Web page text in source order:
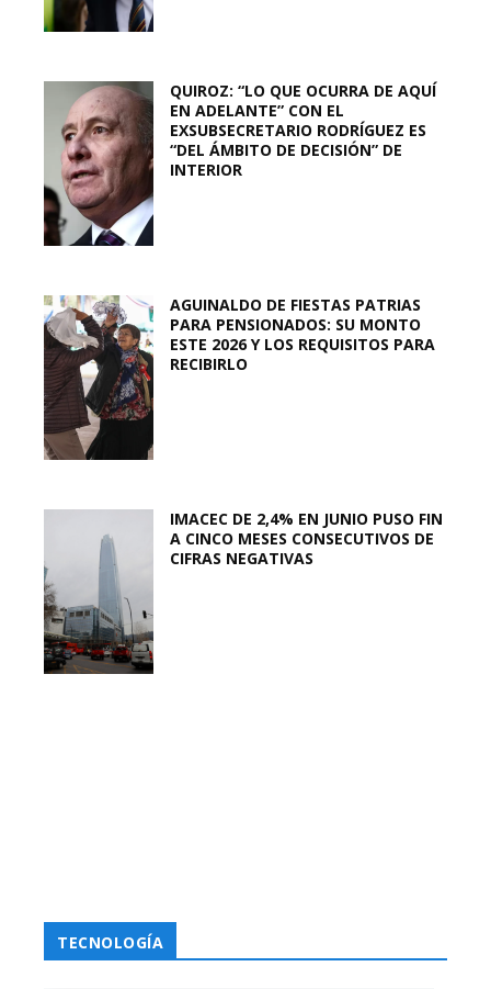
QUIROZ: “LO QUE OCURRA DE AQUÍ
EN ADELANTE” CON EL
EXSUBSECRETARIO RODRÍGUEZ ES
“DEL ÁMBITO DE DECISIÓN” DE
INTERIOR
AGUINALDO DE FIESTAS PATRIAS
PARA PENSIONADOS: SU MONTO
ESTE 2026 Y LOS REQUISITOS PARA
RECIBIRLO
IMACEC DE 2,4% EN JUNIO PUSO FIN
A CINCO MESES CONSECUTIVOS DE
CIFRAS NEGATIVAS
TECNOLOGÍA